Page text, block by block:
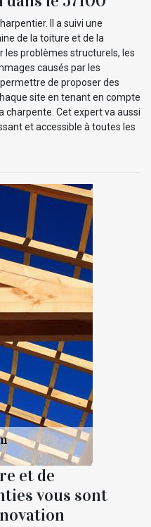
Il a suivi une
de la toiture et de la
les problèmes structurels, les
causés par les
de proposer des
site en tenant en compte
charpente. Cet expert va aussi
et accessible à toutes les
et de
vous sont